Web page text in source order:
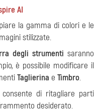
AI
la gamma di colori e le
stilizzate.
degli strumenti saranno
è possibile modificare il
Taglierina e Timbro.
di ritagliare parti
desiderato.